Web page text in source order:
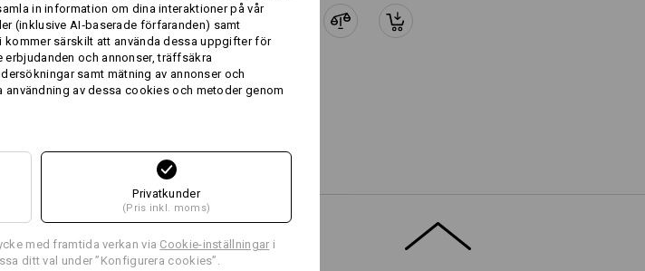
in information om dina interaktioner på vår
(inklusive AI‑baserade förfaranden) samt
särskilt att använda dessa uppgifter för
och annonser, träffsäkra
samt mätning av annonser och
användning av dessa cookies och metoder genom
Privatkunder
(Pris inkl. moms)
med framtida verkan via Cookie-inställningar i
ditt val under ”Konfigurera cookies”.